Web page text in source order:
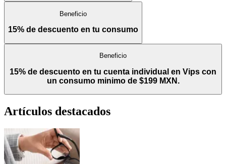
Beneficio
15% de descuento en tu consumo
Beneficio
15% de descuento en tu cuenta individual en Vips con
un consumo minimo de $199 MXN.
Artículos destacados